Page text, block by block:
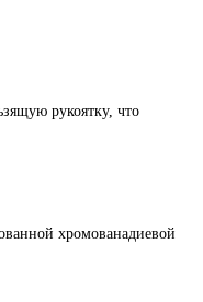
рукоятку, что
хромованадиевой